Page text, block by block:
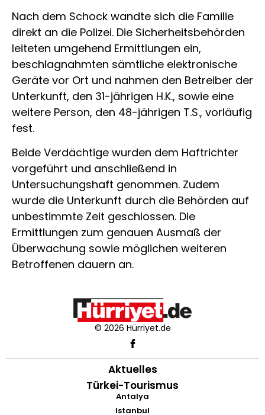
Nach dem Schock wandte sich die Familie
direkt an die Polizei. Die Sicherheitsbehörden
leiteten umgehend Ermittlungen ein,
beschlagnahmten sämtliche elektronische
Geräte vor Ort und nahmen den Betreiber der
Unterkunft, den 31-jährigen H.K., sowie eine
weitere Person, den 48-jährigen T.S., vorläufig
fest.
Beide Verdächtige wurden dem Haftrichter
vorgeführt und anschließend in
Untersuchungshaft genommen. Zudem
wurde die Unterkunft durch die Behörden auf
unbestimmte Zeit geschlossen. Die
Ermittlungen zum genauen Ausmaß der
Überwachung sowie möglichen weiteren
Betroffenen dauern an.
© 2026 Hürriyet.de
Aktuelles
Türkei-Tourismus
Antalya
Istanbul